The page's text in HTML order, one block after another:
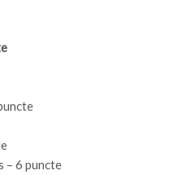
– 6 puncte